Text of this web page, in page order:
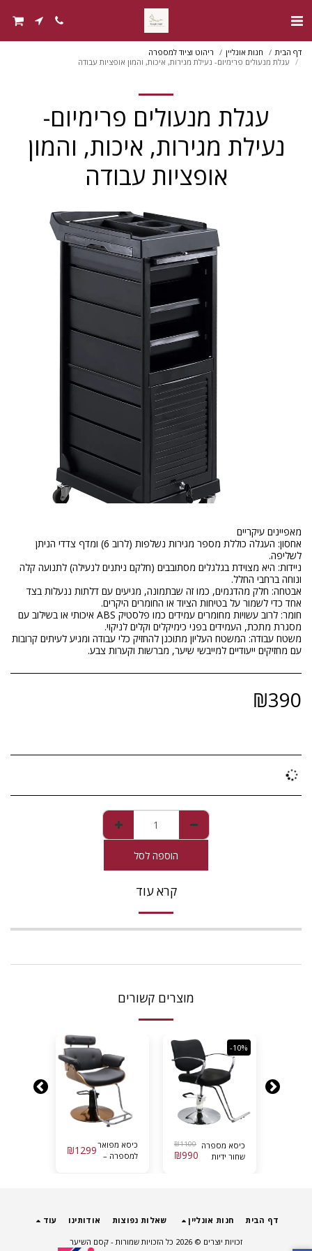
דף הבית חנות אונליין
ריהוט וציוד למספרה
עגלת מנעולים פרימיום- נעילת מגירות, איכות, והמון אופציות עבודה
עגלת מנעולים פרימיום-
נעילת מגירות, איכות, והמון
אופציות עבודה
אחסון: העגלה כוללת מספר מגירות נשלפות (לרוב 6) ומדף צדדי הניתן
ניידות: היא מצוידת בגלגלים מסתובבים (חלקם ניתנים לנעילה) לתנועה קלה
אבטחה: חלק מהדגמים, כמו זה שבתמונה, מגיעים עם דלתות ננעלות בצד
חומר: לרוב עשויות מחומרים עמידים כמו פלסטיק ABS איכותי או בשילוב עם
משטח עבודה: המשטח העליון מתוכנן להחזיק כלי עבודה ומגיע לעיתים קרובות
עם מחזיקים ייעודיים למייבשי שיער, מברשות וקערות צבע.
₪390
הוספה לסל
קרא עוד
מוצרים קשורים
-10%
כיסא מספרה
שחור ידיות
₪1100
₪990
כיסא מפואר
למספרה –
₪1299
דף הבית חנות אונליין שאלות נפוצות אודותינו עוד
זכויות יוצרים © 2026 כל הזכויות שמורות - קסם השיער